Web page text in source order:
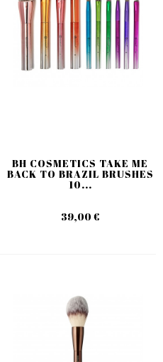
BH COSMETICS TAKE ME
BACK TO BRAZIL BRUSHES
10...
39,00 €